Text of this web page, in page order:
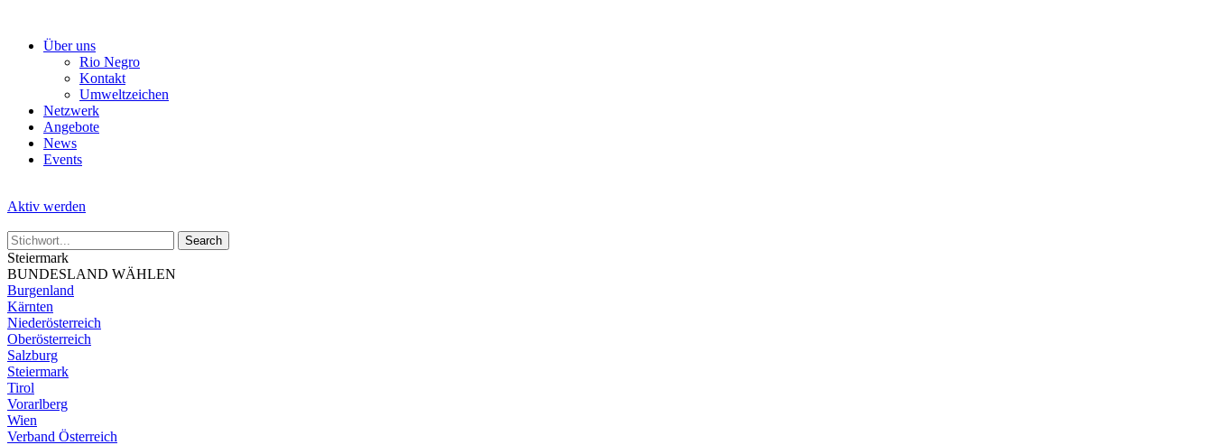
Über uns
Rio Negro
Kontakt
Umweltzeichen
Netzwerk
Angebote
News
Events
Aktiv werden
Steiermark
BUNDESLAND WÄHLEN
Burgenland
Kärnten
Niederösterreich
Oberösterreich
Salzburg
Steiermark
Tirol
Vorarlberg
Wien
Verband Österreich